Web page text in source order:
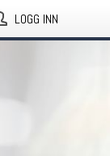
LOGG INN